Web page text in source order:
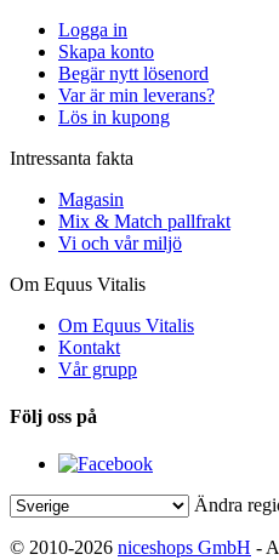
Logga in
Skapa konto
Begär nytt lösenord
Var är min leverans?
Lös in kupong
Intressanta fakta
Magasin
Mix & Match pallfrakt
Vi och vår miljö
Om Equus Vitalis
Om Equus Vitalis
Kontakt
Vår grupp
Följ oss på
Ändra
© 2010-2026 niceshops GmbH -